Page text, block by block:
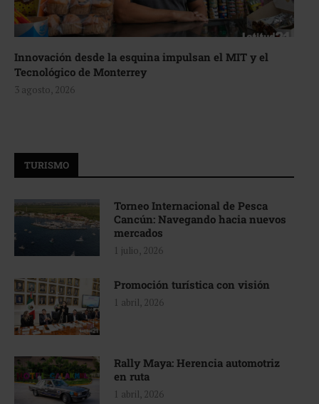
Innovación desde la esquina impulsan el MIT y el
Tecnológico de Monterrey
3 agosto, 2026
TURISMO
Torneo Internacional de Pesca
Cancún: Navegando hacia nuevos
mercados
1 julio, 2026
Promoción turística con visión
1 abril, 2026
Rally Maya: Herencia automotriz
en ruta
1 abril, 2026